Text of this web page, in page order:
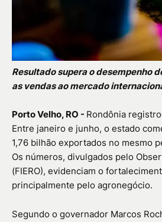
Resultado supera o desempenho
as vendas ao mercado
Porto Velho, RO - Rondônia
Entre janeiro e junho, o estado
1,76 bilhão exportados no mesmo
Os números, divulgados pelo
(FIERO), evidenciam o
principalmente pelo agronegócio.
Segundo o governador Marcos